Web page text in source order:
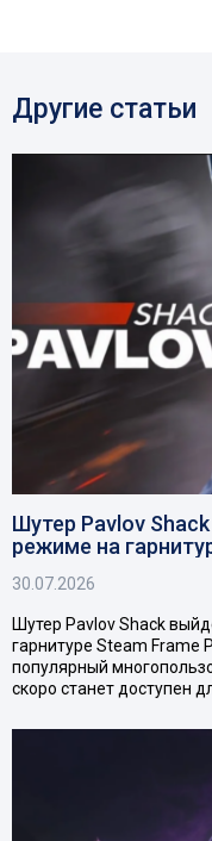
Другие статьи
Шутер Pavlov
режиме на
30.07.2026
Шутер Pavlov Shack
гарнитуре Steam Frame
популярный
скоро станет доступен